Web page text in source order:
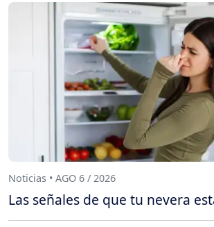
Noticias • AGO 6 / 2026
Las señales de que tu nevera